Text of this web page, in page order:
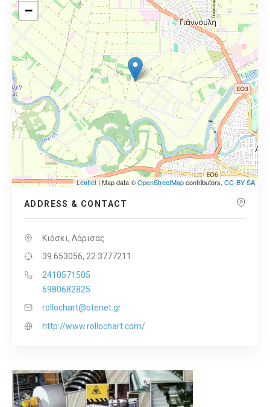
−
Leaflet| Map data ©OpenStreetMapcontributors, CC-BY-SA
ADDRESS & CONTACT
Κιόσκι, Λάρισας
39.653056, 22.3777211
2410571505
6980682825
rollochart@otenet.gr
http://www.rollochart.com/